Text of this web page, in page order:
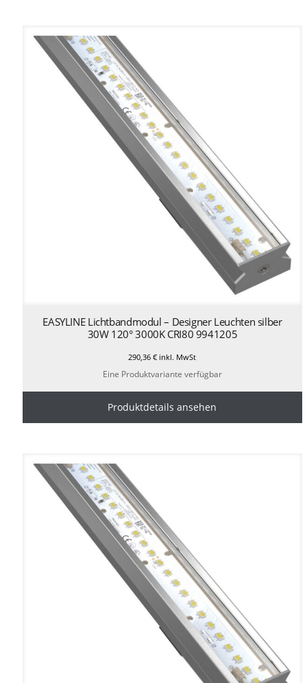
EASYLINE Lichtbandmodul – Designer Leuchten silber
30W 120° 3000K CRI80 9941205
290,36€ inkl. MwSt
Eine Produktvariante verfügbar
Produktdetails ansehen